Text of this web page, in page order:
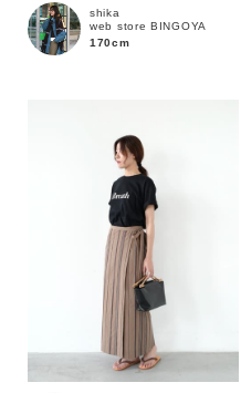
shika
web store BINGOYA
170cm